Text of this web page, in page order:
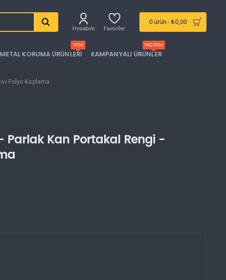
Hesabım Favoriler
0 ürün - ₺0,00
METAL KORUMA ÜRÜNLERI
YENI
KAMPANYALI ÜRÜNLER
İNDIRIM
Folyo Kaplama
Kan Portakal Rengi -